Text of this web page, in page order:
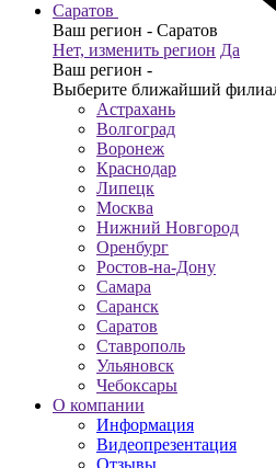
Саратов
Ваш регион - Саратов
Нет, изменить регион Да
Ваш регион -
Выберите ближайший
Астрахань
Волгоград
Воронеж
Краснодар
Липецк
Москва
Нижний Новгород
Оренбург
Ростов-на-Дону
Самара
Саранск
Саратов
Ставрополь
Ульяновск
Чебоксары
О компании
Информация
Видеопрезентация
Отзывы